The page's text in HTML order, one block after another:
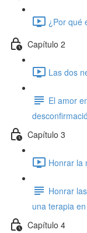
¿Por qué
Capítulo 2
Las dos
El amor
Capítulo 3
Honrar la
Honrar
una terapia
Capítulo 4